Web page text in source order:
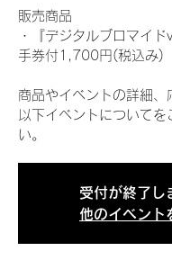
販売商品
・『デジタルブロマイ
手券付1,700円(税込み)
商品やイベントの詳細、
以下イベントについてを
い。
受付が終了し
他のイベント